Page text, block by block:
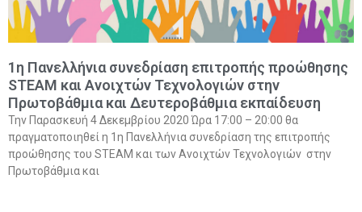
1η Πανελλήνια συνεδρίαση επιτροπής προώθησης
SΤEAM και Ανοιχτών Τεχνολογιών στην
Πρωτοβάθμια και Δευτεροβάθμια εκπαίδευση
Την Παρασκευή 4 Δεκεμβρίου 2020 Ώρα 17:00 – 20:00 θα
πραγματοποιηθεί η 1η Πανελλήνια συνεδρίαση της επιτροπής
προώθησης του SΤEAM και των Ανοιχτών Τεχνολογιών στην
Πρωτοβάθμια και